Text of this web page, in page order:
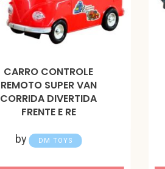
CARRO CONTROLE
REMOTO SUPER VAN
CORRIDA DIVERTIDA
FRENTE E RE
by DM TOYS